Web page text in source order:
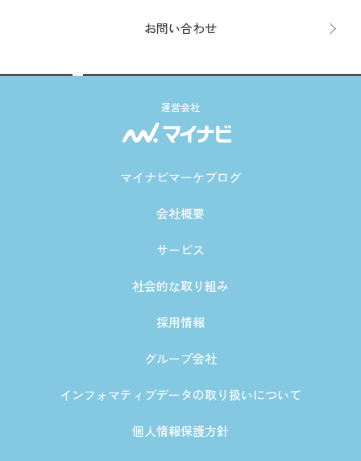
お問い合わせ
運営会社
マイナビマーケブログ
会社概要
サービス
社会的な取り組み
採用情報
グループ会社
インフォマティブデータの取り扱いについて
個人情報保護方針